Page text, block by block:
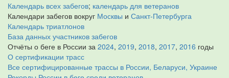
Календарь всех забегов; календарь для ветеранов
Календари забегов вокруг Москвы и Санкт-Петербурга
Календарь триатлонов
База данных участников забегов
Отчёты о беге в России за 2024, 2019, 2018, 2017, 2016 годы
О сертификации трасс
Все сертифицированные трассы в России, Беларуси, Украине